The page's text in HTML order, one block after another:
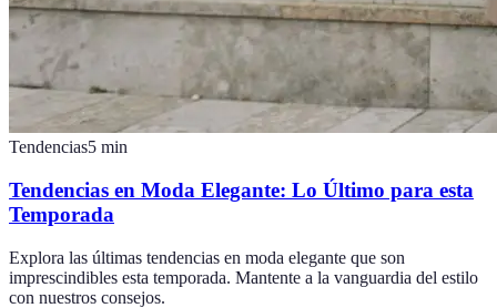
Tendencias5 min
Tendencias en Moda Elegante: Lo Último para esta
Temporada
Explora las últimas tendencias en moda elegante que son
imprescindibles esta temporada. Mantente a la vanguardia del estilo
con nuestros consejos.